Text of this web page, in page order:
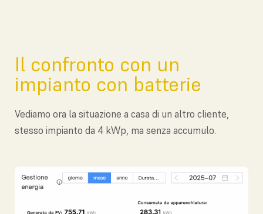
Il confronto con un
impianto con batterie
Vediamo ora la situazione a casa di un altro cliente,
stesso impianto da 4 kWp, ma senza accumulo.